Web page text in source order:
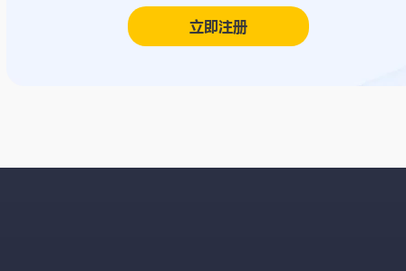
立即注册